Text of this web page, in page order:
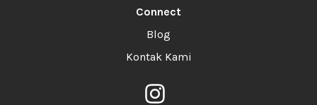
Connect
Blog
Kontak Kami